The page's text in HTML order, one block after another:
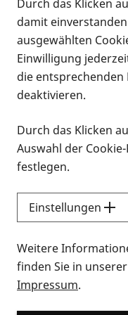
Infomaterial
Vorlesen
Durch das Klicken
damit einverstanden
ausgewählten
Einwilligung
die entsprechenden
deaktivieren.
Durch das Klicken
Auswahl der
festlegen.
Einstellungen
Weitere
finden Sie in unserer
Impressum.